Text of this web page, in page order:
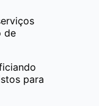
de
para